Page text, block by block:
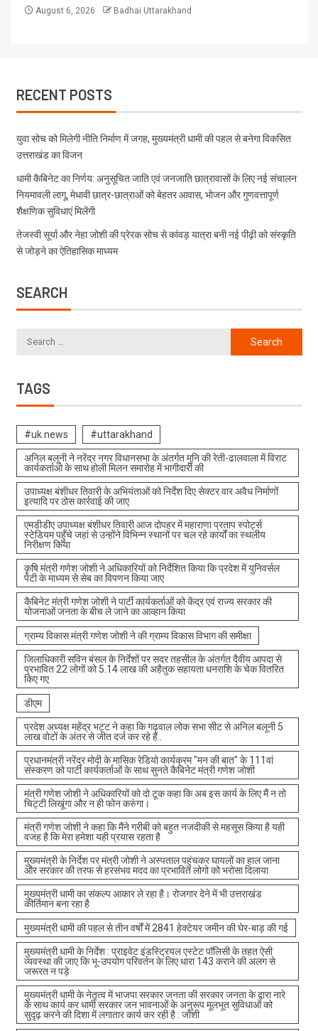
August 6, 2026 Badhai Uttarakhand
RECENT POSTS
युवा सोच को मिलेगी नीति निर्माण में जगह, मुख्यमंत्री धामी की पहल से बनेगा विकसित
उत्तराखंड का विजन
धामी कैबिनेट का निर्णय: अनुसूचित जाति एवं जनजाति छात्रावासों के लिए नई संचालन
नियमावली लागू, मेधावी छात्र-छात्राओं को बेहतर आवास, भोजन और गुणवत्तापूर्ण
शैक्षणिक सुविधाएं मिलेंगी
तेजस्वी सूर्या और नेहा जोशी की प्रेरक सोच से कांवड़ यात्रा बनी नई पीढ़ी को संस्कृति
से जोड़ने का ऐतिहासिक माध्यम
SEARCH
TAGS
#uk news #uttarakhand
अनिल बलूनी ने नरेंद्र नगर विधानसभा के अंतर्गत मुनि की रेती-ढालवाला में विराट
कार्यकर्ताओ के साथ होली मिलन समारोह में भागीदारी की
उपाध्यक्ष बंशीधर तिवारी के अभियंताओं को निर्देश दिए सेक्टर वार अवैध निर्माणों
इत्यादि पर ठोस कार्रवाई की जाए
एमडीडीए उपाध्यक्ष बंशीधर तिवारी आज दोपहर में महाराणा प्रताप स्पोर्ट्स
स्टेडियम पहुँचे जहां से उन्होंने विभिन्न स्थानों पर चल रहे कार्यों का स्थलीय
निरीक्षण किया
कृषि मंत्री गणेश जोशी ने अधिकारियों को निर्देशित किया कि प्रदेश में युनिवर्सल
पेटी के माध्यम से सेब का विपणन किया जाए
कैबिनेट मंत्री गणेश जोशी ने पार्टी कार्यकर्ताओं को केंद्र एवं राज्य सरकार की
योजनाओं जनता के बीच ले जाने का आव्हान किया
ग्राम्य विकास मंत्री गणेश जोशी ने की ग्राम्य विकास विभाग की समीक्षा
जिलाधिकारी सविन बंसल के निर्देशों पर सदर तहसील के अंतर्गत दैवीय आपदा से
प्रभावित 22 लोगों को 5.14 लाख की अहैतुक सहायता धनराशि के चेक वितरित
किए गए
डीएम
प्रदेश अध्यक्ष महेंद्र भट्ट ने कहा कि गढ़वाल लोक सभा सीट से अनिल बलूनी 5
लाख वोटों के अंतर से जीत दर्ज कर रहे हैं..
प्रधानमंत्री नरेंद्र मोदी के मासिक रेडियो कार्यक्रम "मन की बात" के 111वां
संस्करण को पार्टी कार्यकर्ताओं के साथ सुनते कैबिनेट मंत्री गणेश जोशी
मंत्री गणेश जोशी ने अधिकारियों को दो टूक कहा कि अब इस कार्य के लिए मैं न तो
चिट्टी लिखूंगा और न ही फोन करुंगा।
मंत्री गणेश जोशी ने कहा कि मैंने गरीबी को बहुत नजदीकी से महसूस किया है यही
वजह है कि मेरा हमेशा यही प्रयास रहता है
मुख्यमंत्री के निर्देश पर मंत्री जोशी ने अस्पताल पहुंचकर घायलों का हाल जाना
और सरकार की तरफ से हरसंभव मदद का प्रभावित लोगो को भरोसा दिलाया
मुख्यमंत्री धामी का संकल्प आकार ले रहा है। रोजगार देने में भी उत्तराखंड
कीर्तिमान बना रहा है
मुख्यमंत्री धामी की पहल से तीन वर्षों में 2841 हेक्टेयर जमीन की घेर-बाड़ की गई
मुख्यमंत्री धामी के निर्देश : प्राइवेट इंडस्ट्रियल एस्टेट पॉलिसी के तहत ऐसी
व्यवस्था की जाए कि भू-उपयोग परिवर्तन के लिए धारा 143 कराने की अलग से
जरूरत न पड़े
मुख्यमंत्री धामी के नेतृत्व में भाजपा सरकार जनता की सरकार जनता के द्वारा नारे
के साथ कार्य कर धामी सरकार जन भावनाओं के अनुरूप मूलभूत सुविधाओं को
सुदृढ़ करने की दिशा में लगातार कार्य कर रही है : जोशी